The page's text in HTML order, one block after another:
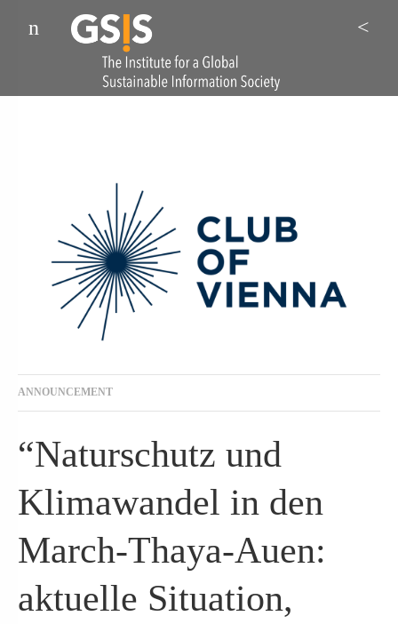
Menu
ANNOUNCEMENT
“Naturschutz und
Klimawandel in den
March-Thaya-Auen:
aktuelle Situation,